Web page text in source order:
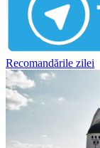
Recomandările zilei